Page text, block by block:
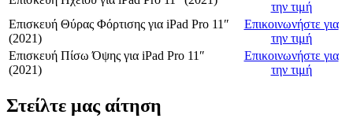
την τιμή
Επισκευή Θύρας Φόρτισης για iPad Pro 11″
(2021)
Επικοινωνήστε για
την τιμή
Επισκευή Πίσω Όψης για iPad Pro 11″
(2021)
Επικοινωνήστε για
την τιμή
Στείλτε μας αίτηση